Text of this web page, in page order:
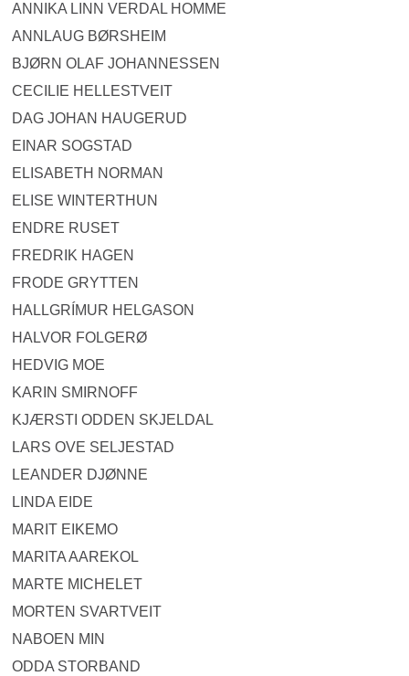
ANNIKA LINN VERDAL HOMME
ANNLAUG BØRSHEIM
BJØRN OLAF JOHANNESSEN
CECILIE HELLESTVEIT
DAG JOHAN HAUGERUD
EINAR SOGSTAD
ELISABETH NORMAN
ELISE WINTERTHUN
ENDRE RUSET
FREDRIK HAGEN
FRODE GRYTTEN
HALLGRÍMUR HELGASON
HALVOR FOLGERØ
HEDVIG MOE
KARIN SMIRNOFF
KJÆRSTI ODDEN SKJELDAL
LARS OVE SELJESTAD
LEANDER DJØNNE
LINDA EIDE
MARIT EIKEMO
MARITA AAREKOL
MARTE MICHELET
MORTEN SVARTVEIT
NABOEN MIN
ODDA STORBAND